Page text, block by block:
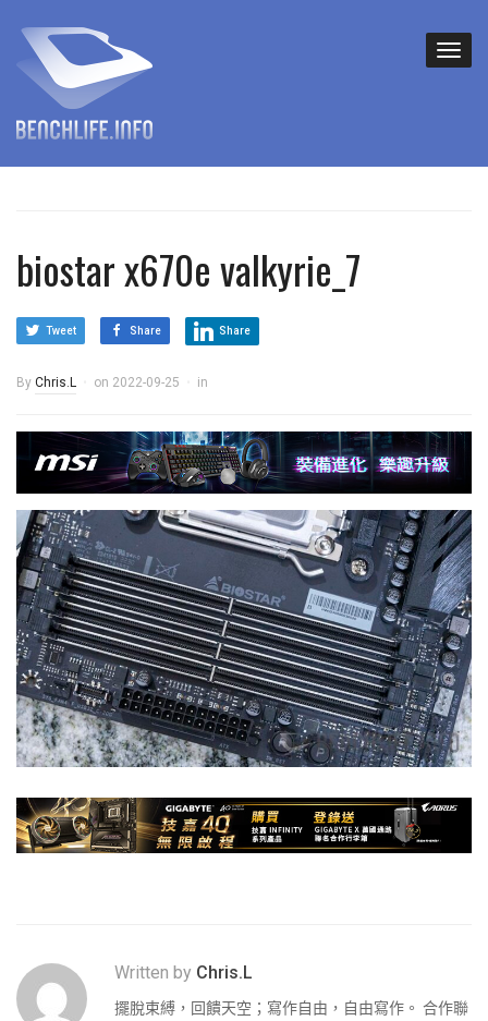
biostar x670e valkyrie_7
Tweet Share Share
By Chris.L on 2022-09-25 in
Written by Chris.L
擺脫束縛，回饋天空；寫作自由，自由寫作。 合作聯